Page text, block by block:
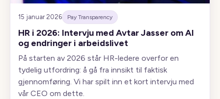
15 januar 2026 Pay Transparency
HR i 2026: Intervju med Avtar Jasser om AI
og endringer i arbeidslivet
På starten av 2026 står HR-ledere overfor en
tydelig utfordring: å gå fra innsikt til faktisk
gjennomføring. Vi har spilt inn et kort intervju med
vår CEO om dette.